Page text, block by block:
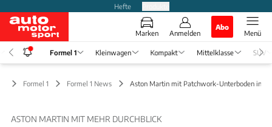
Hefte
Marken Anmelden
Abo
Menü
Formel 1 Kleinwagen Kompakt Mittelklasse SUV
Formel 1 Formel 1 News Aston Martin mit Patchwork-Unterboden in
ASTON MARTIN MIT MEHR DURCHBLICK